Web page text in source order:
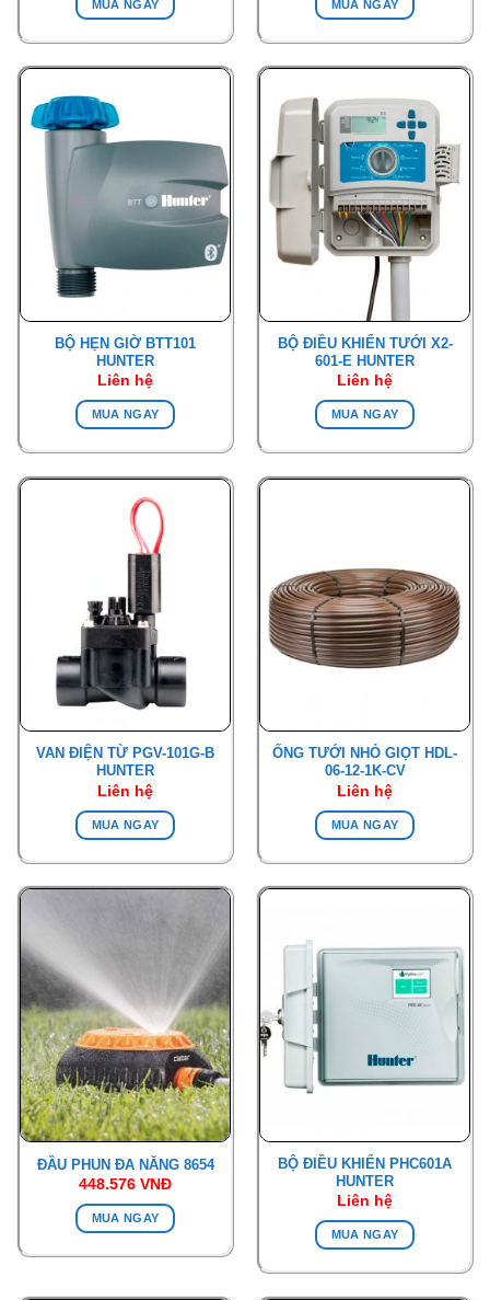
MUA NGAY MUA NGAY
BỘ HẸN GIỜ BTT101
HUNTER
Liên hệ
MUA NGAY
BỘ ĐIỀU KHIỂN TƯỚI X2-
601-E HUNTER
Liên hệ
MUA NGAY
VAN ĐIỆN TỪ PGV-101G-B
HUNTER
Liên hệ
MUA NGAY
ỐNG TƯỚI NHỎ GIỌT HDL-
06-12-1K-CV
Liên hệ
MUA NGAY
ĐẦU PHUN ĐA NĂNG 8654
448.576 VNĐ
MUA NGAY
BỘ ĐIỀU KHIỂN PHC601A
HUNTER
Liên hệ
MUA NGAY